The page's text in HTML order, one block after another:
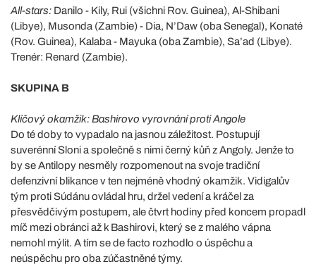
All-stars: Danilo - Kily, Rui (všichni Rov. Guinea), Al-Shibani
(Libye), Musonda (Zambie) - Dia, N’Daw (oba Senegal), Konaté
(Rov. Guinea), Kalaba - Mayuka (oba Zambie), Sa’ad (Libye).
Trenér: Renard (Zambie).
SKUPINA B
Klíčový okamžik: Bashirovo vyrovnání proti Angole
Do té doby to vypadalo na jasnou záležitost. Postupují
suverénní Sloni a společně s nimi černý kůň z Angoly. Jenže to
by se Antilopy nesměly rozpomenout na svoje tradiční
defenzivní blikance v ten nejméně vhodný okamžik. Vidigalův
tým proti Súdánu ovládal hru, držel vedení a kráčel za
přesvědčivým postupem, ale čtvrt hodiny před koncem propadl
míč mezi obránci až k Bashirovi, který se z malého vápna
nemohl mýlit. A tím se de facto rozhodlo o úspěchu a
neúspěchu pro oba zúčastněné týmy.